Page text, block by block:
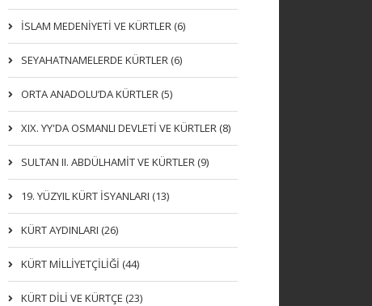
İSLAM MEDENİYETİ VE KÜRTLER (6)
SEYAHATNAMELERDE KÜRTLER (6)
ORTA ANADOLU’DA KÜRTLER (5)
XIX. YY'DA OSMANLI DEVLETI VE KÜRTLER (8)
SULTAN II. ABDÜLHAMİT VE KÜRTLER (9)
19. YÜZYIL KÜRT İSYANLARI (13)
KÜRT AYDINLARI (26)
KÜRT MİLLİYETÇİLİĞİ (44)
KÜRT DİLİ VE KÜRTÇE (23)